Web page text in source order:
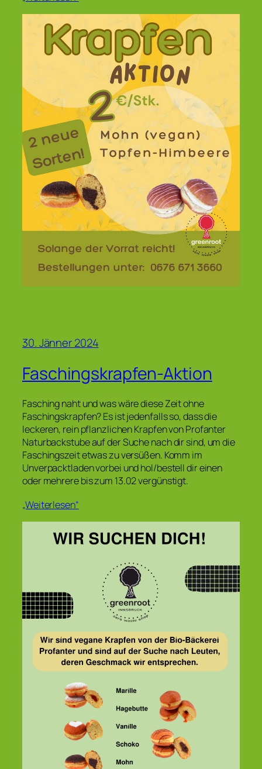
30. Jänner 2024
Faschingskrapfen-Aktion
Fasching naht und was wäre diese Zeit ohne
Faschingskrapfen? Es ist jedenfalls so, dass die
leckeren, rein pflanzlichen Krapfen von Profanter
Naturbackstube auf der Suche nach dir sind, um die
Faschingszeit etwas zu versüßen. Komm im
Unverpacktladen vorbei und hol/bestell dir einen
oder mehrere bis zum 13.02 vergünstigt.
„Weiterlesen“